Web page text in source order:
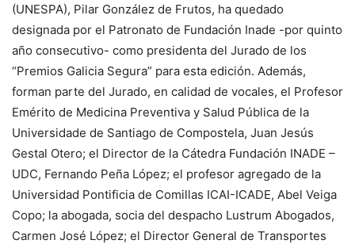
(UNESPA), Pilar González de Frutos, ha quedado
designada por el Patronato de Fundación Inade -por quinto
año consecutivo- como presidenta del Jurado de los
“Premios Galicia Segura” para esta edición. Además,
forman parte del Jurado, en calidad de vocales, el Profesor
Emérito de Medicina Preventiva y Salud Pública de la
Universidade de Santiago de Compostela, Juan Jesús
Gestal Otero; el Director de la Cátedra Fundación INADE –
UDC, Fernando Peña López; el profesor agregado de la
Universidad Pontificia de Comillas ICAI-ICADE, Abel Veiga
Copo; la abogada, socia del despacho Lustrum Abogados,
Carmen José López; el Director General de Transportes